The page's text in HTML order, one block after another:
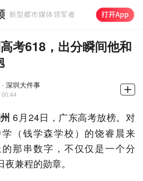
考618，出分瞬间他和
深圳大件事
6月24日，广东高考放榜。对
（钱学森学校）的饶睿晨来
那串数字，不仅仅是一个分
兼程的勋章。